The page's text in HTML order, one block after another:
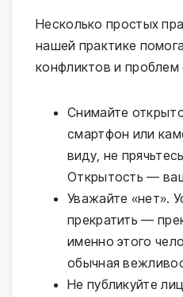
Несколько простых
нашей практике
конфликтов и проблем
Снимайте
смартфон или
виду, не
Открытость —
Уважайте «нет».
прекратить —
именно этого
обычная
Не публикуйте